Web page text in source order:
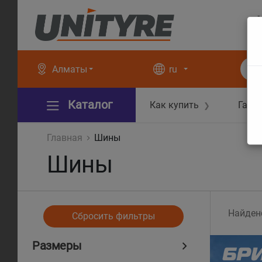
Алматы ru
Каталог Как купить ❯
Главная Шины
Шины
Сбросить фильтры
Размеры